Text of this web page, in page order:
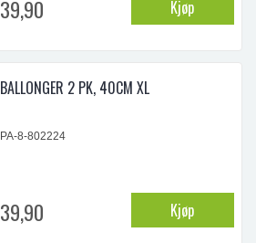
39,90 Kjøp
BALLONGER 2 PK, 40CM XL
PA-8-802224
39,90 Kjøp